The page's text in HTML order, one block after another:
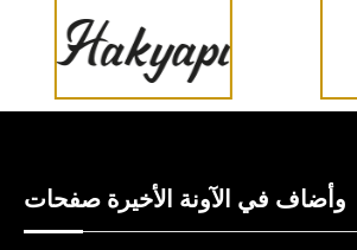
وأضاف في الآونة الأخيرة صفحات